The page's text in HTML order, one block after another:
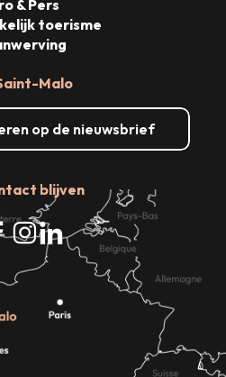
Malo
op de nieuwsbrief
blijven
& Pers
toerisme